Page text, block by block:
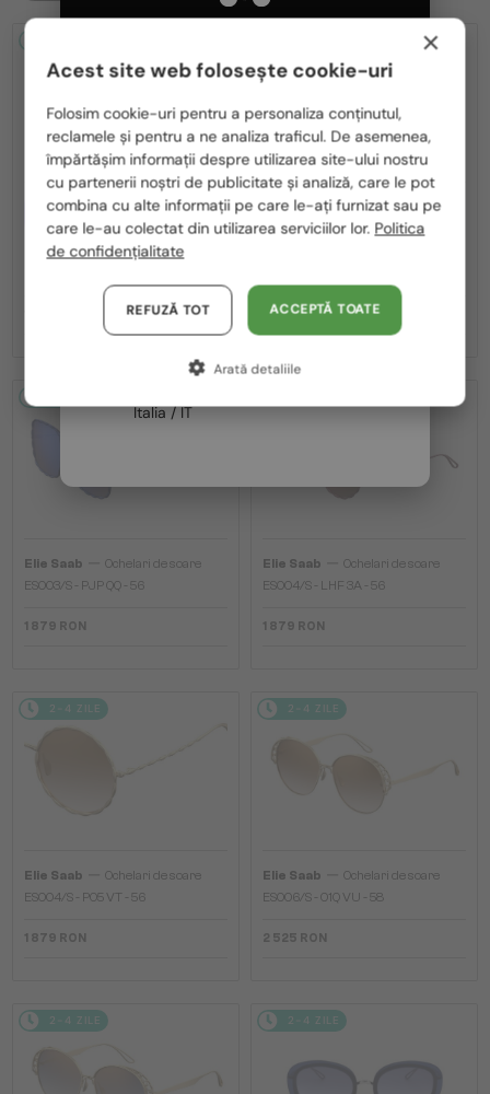
CU LENTILĂ MONOFOCALĂ PLUS
Elie Saab—Cadru optic
CU LENTILĂ MONOFOCALĂ PLUS
330 RON
1 234 RON
Elie Saab
Ochelari de soare
ES003/S - PJP QQ - 56
1 879 RON
Elie Saab
Ochelari de soare
ES004/S - LHF 3A - 56
1 879 RON
2-4 ZILE
Elie Saab
Ochelari de soare
ES004/S - PO5 VT - 56
1 879 RON
2-4 ZILE
Elie Saab
Ochelari de soare
ES006/S - 01Q VU - 58
2 525 RON
2-4 ZILE 2-4 ZILE
România / RO
Polska / PL
Magyarország / HU
United Arab Emirates / EN
Austria / AT
Germania / DE
Franța / FR
Italia / IT
×
Acest site web folosește cookie-uri
Folosim cookie-uri pentru a personaliza conținutul,
reclamele și pentru a ne analiza traficul. De asemenea,
împărtășim informații despre utilizarea site-ului nostru
cu partenerii noștri de publicitate și analiză, care le pot
combina cu alte informații pe care le-ați furnizat sau pe
care le-au colectat din utilizarea serviciilor lor. Politica
de confidențialitate
ACCEPTĂ TOATE
REFUZĂ TOT
Arată detaliile